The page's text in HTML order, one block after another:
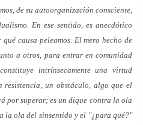
de su autoorganización consciente,
En ese sentido, es anecdótico
causa peleamos. El mero hecho de
a otros, para entrar en comunidad
intrínsecamente una virtud
resistencia, un obstáculo, algo que el
por superar; es un dique contra la ola
la ola del sinsentido y el "¿para qué?"